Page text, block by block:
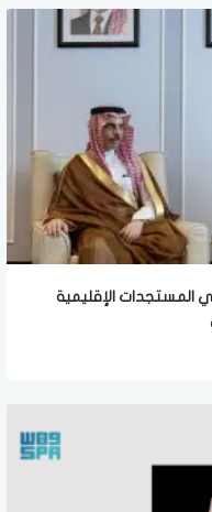
المستجدات الإقليمية